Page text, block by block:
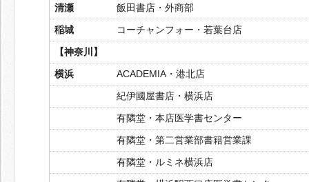
清瀬
飯田書店・外商部
稲城
コーチャンフォー・若葉台店
【神奈川】
横浜
ACADEMIA・港北店
紀伊國屋書店・横浜店
有隣堂・本店医学書センター
有隣堂・第二営業部書籍営業課
有隣堂・ルミネ横浜店